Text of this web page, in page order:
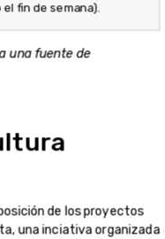
el fin de semana).
una fuente de
de los proyectos
una inciativa organizada